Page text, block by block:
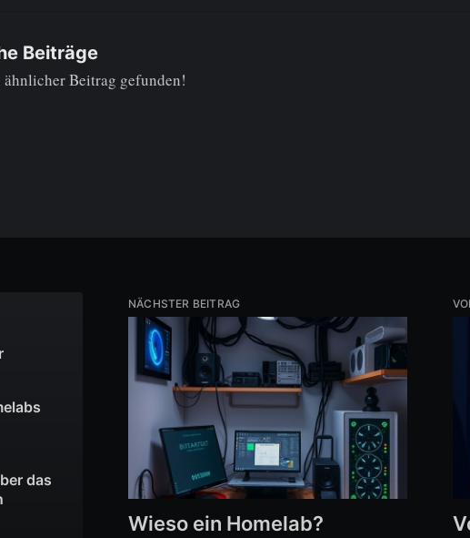
Beiträge
Beitrag gefunden!
das
NÄCHSTER BEITRAG
Wieso ein Homelab?